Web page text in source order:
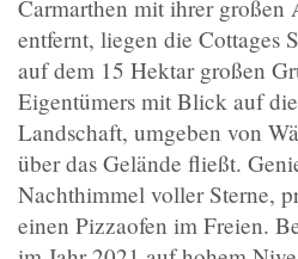
Carmarthen mit ihrer großen
entfernt, liegen die Cottages
auf dem 15 Hektar großen
Eigentümers mit Blick auf
Landschaft, umgeben von
über das Gelände fließt.
Nachthimmel voller Sterne,
einen Pizzaofen im Freien.